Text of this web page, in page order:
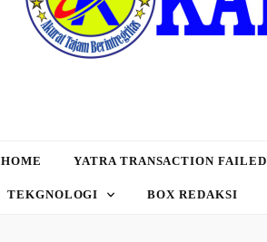
HOME YATRA TRANSACTION FAILED
TEKGNOLOGI BOX REDAKSI